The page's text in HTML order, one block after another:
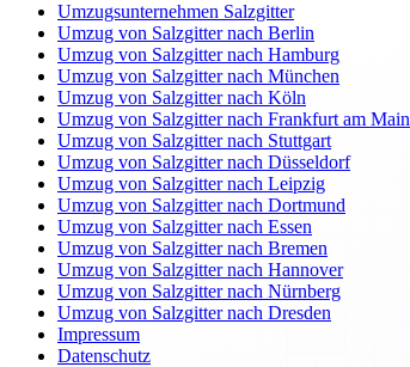
Umzugsunternehmen Salzgitter
Umzug von Salzgitter nach Berlin
Umzug von Salzgitter nach Hamburg
Umzug von Salzgitter nach München
Umzug von Salzgitter nach Köln
Umzug von Salzgitter nach Frankfurt am Main
Umzug von Salzgitter nach Stuttgart
Umzug von Salzgitter nach Düsseldorf
Umzug von Salzgitter nach Leipzig
Umzug von Salzgitter nach Dortmund
Umzug von Salzgitter nach Essen
Umzug von Salzgitter nach Bremen
Umzug von Salzgitter nach Hannover
Umzug von Salzgitter nach Nürnberg
Umzug von Salzgitter nach Dresden
Impressum
Datenschutz